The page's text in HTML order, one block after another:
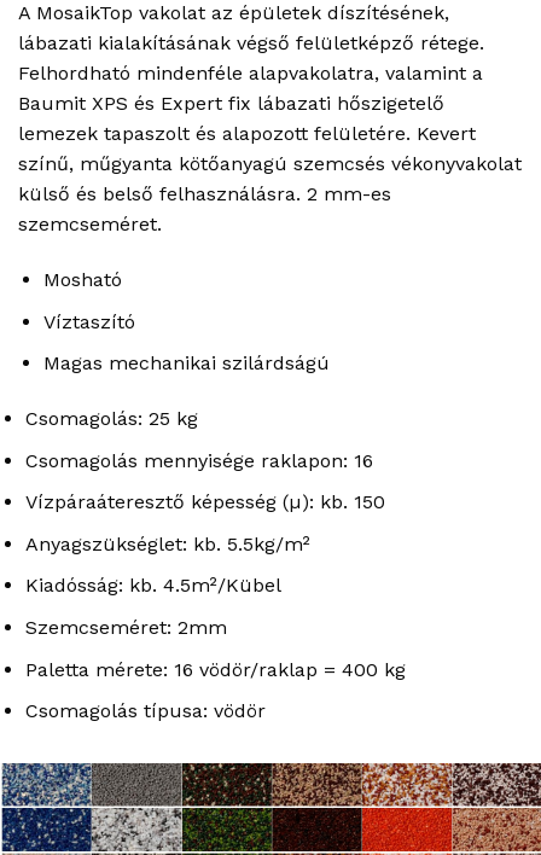
A MosaikTop vakolat az épületek díszítésének,
lábazati kialakításának végső felületképző rétege.
Felhordható mindenféle alapvakolatra, valamint a
Baumit XPS és Expert fix lábazati hőszigetelő
lemezek tapaszolt és alapozott felületére. Kevert
színű, műgyanta kötőanyagú szemcsés vékonyvakolat
külső és belső felhasználásra. 2 mm-es
szemcseméret.
Mosható
Víztaszító
Magas mechanikai szilárdságú
Csomagolás: 25 kg
Csomagolás mennyisége raklapon: 16
Vízpáraáteresztő képesség (µ): kb. 150
Anyagszükséglet: kb. 5.5kg/m²
Kiadósság: kb. 4.5m²/Kübel
Szemcseméret: 2mm
Paletta mérete: 16 vödör/raklap = 400 kg
Csomagolás típusa: vödör